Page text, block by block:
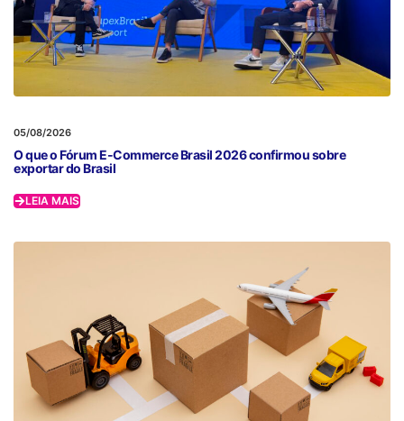
05/08/2026
O que o Fórum E-Commerce Brasil 2026 confirmou sobre
exportar do Brasil
LEIA MAIS